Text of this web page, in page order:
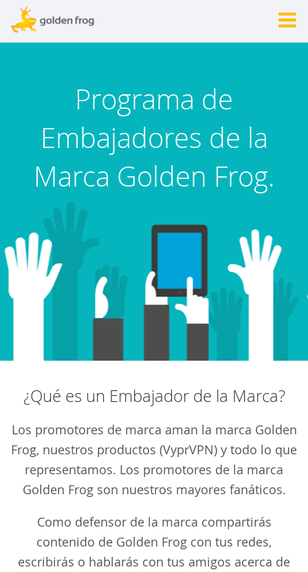
Programa de
Embajadores de la
Marca Golden Frog.
¿Qué es un Embajador de la Marca?
Los promotores de marca aman la marca Golden
Frog, nuestros productos (VyprVPN) y todo lo que
representamos. Los promotores de la marca
Golden Frog son nuestros mayores fanáticos.
Como defensor de la marca compartirás
contenido de Golden Frog con tus redes,
escribirás o hablarás con tus amigos acerca de